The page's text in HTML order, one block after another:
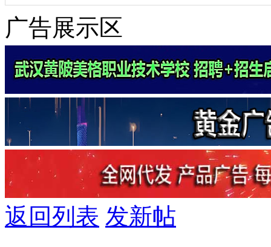
广告展示区
返回列表 发新帖